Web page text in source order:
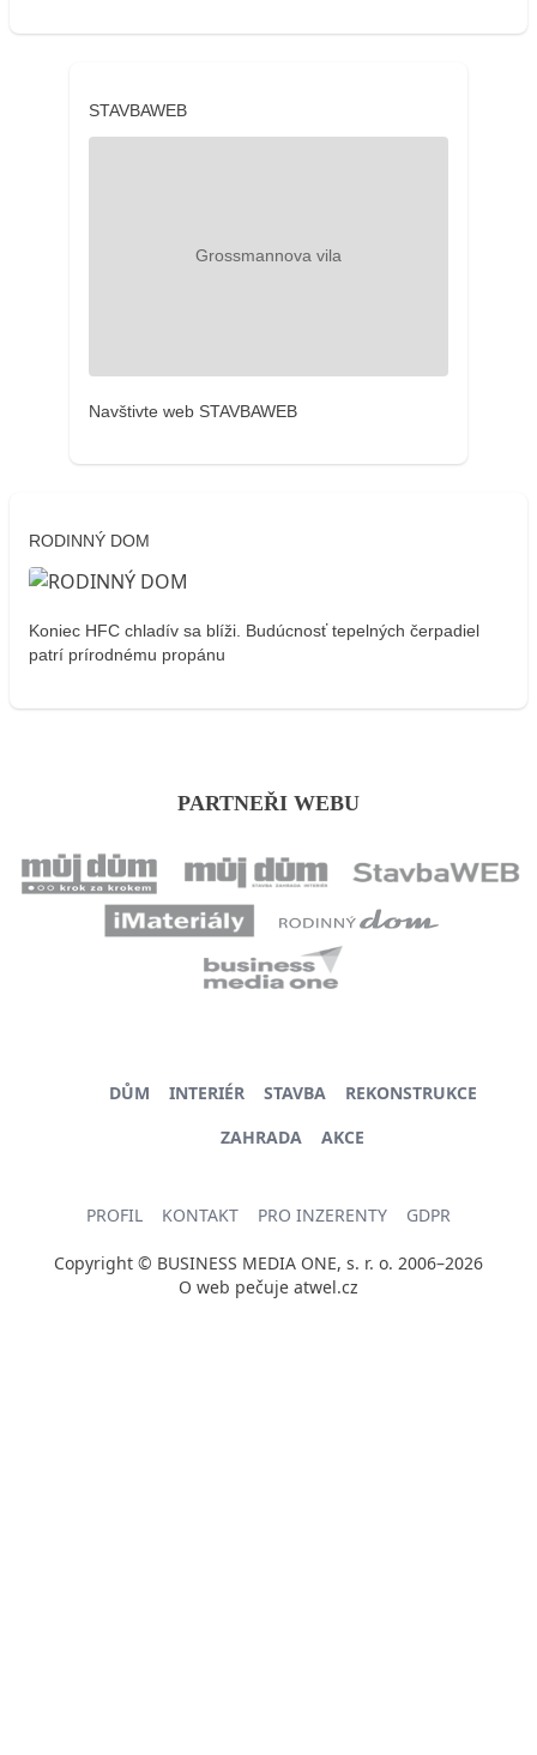
STAVBAWEB
Navštivte web STAVBAWEB
RODINNÝ DOM
Koniec HFC chladív sa blíži. Budúcnosť tepelných čerpadiel
patrí prírodnému propánu
PARTNEŘI WEBU
DŮM INTERIÉR STAVBA
REKONSTRUKCE
ZAHRADA
AKCE
PROFIL KONTAKT PRO INZERENTY GDPR
Copyright © BUSINESS MEDIA ONE, s. r. o. 2006–2026